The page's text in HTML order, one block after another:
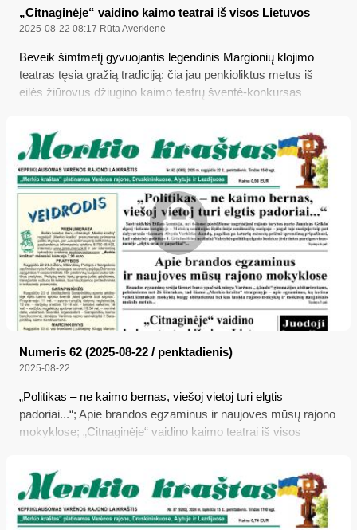
„Citnaginėje“ vaidino kaimo teatrai iš visos Lietuvos
2025-08-22 08:17 Rūta Averkienė
Beveik šimtmetį gyvuojantis legendinis Margionių klojimo
teatras tęsia gražią tradiciją: čia jau penkioliktus metus iš
eilės žiūrovus džiugino kaimo teatrų šventė-konkursas
Juozo Gaidžio premijos...
Numeris 62 (2025-08-22 / penktadienis)
2025-08-22
„Politikas – ne kaimo bernas, viešoj vietoj turi elgtis
padoriai...“; Apie brandos egzaminus ir naujoves mūsų rajono
mokyklose; „Citnaginėje“ vaidino kaimo teatrai iš visos
atminti; Dailės, muzikos ir šokio sūkuriai Valkininkuose